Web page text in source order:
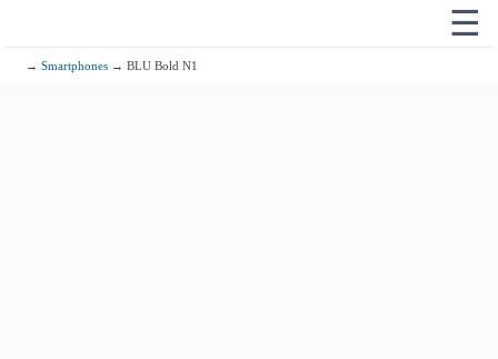
☰
→Smartphones → BLU Bold N1